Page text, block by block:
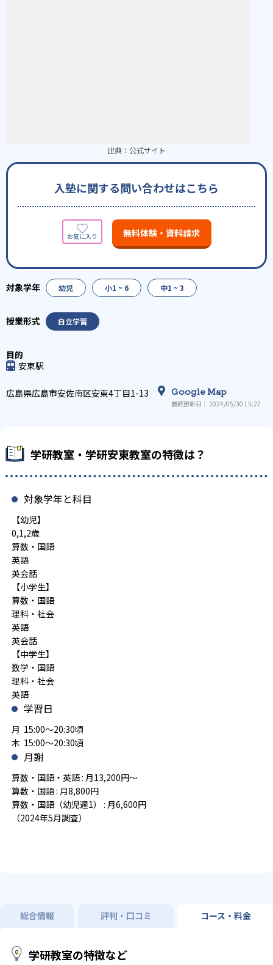
出典： 公式サイト
入塾に関する問い合わせはこちら
無料体験・資料請求
幼児 小1 ~ 6 中1 ~ 3
自立学習
安東駅
広島県広島市安佐南区安東4丁目1-13 Google Map
最終更新日： 2024/05/30 15:27
学研教室・学研安東教室の特徴は？
対象学年と科目
【幼児】
0,1,2歳
算数・国語
英語
英会話
【小学生】
算数・国語
理科・社会
英語
英会話
【中学生】
数学・国語
理科・社会
英語
学習日
月 15:00～20:30頃
木 15:00～20:30頃
月謝
算数・国語・英語 : 月13,200円～
算数・国語 : 月8,800円
算数・国語（幼児週1） : 月6,600円
（2024年5月調査）
総合情報 評判・口コミ コース・料金
学研教室の特徴など